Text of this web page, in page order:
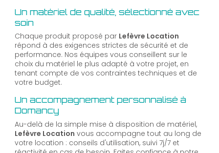
Un matériel de qualité, sélectionné avec
soin
Chaque produit proposé par Lefèvre Location
répond à des exigences strictes de sécurité et de
performance. Nos équipes vous conseillent sur le
choix du matériel le plus adapté à votre projet, en
tenant compte de vos contraintes techniques et de
votre budget.
Un accompagnement personnalisé à
Domancy
Au-delà de la simple mise à disposition de matériel,
Lefèvre Location vous accompagne tout au long de
votre location : conseils d'utilisation, suivi 7j/7 et